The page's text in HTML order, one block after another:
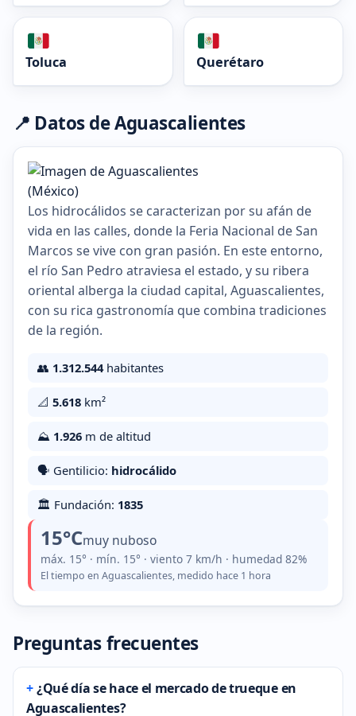
Toluca Querétaro
📍 Datos de Aguascalientes
Los hidrocálidos se caracterizan por su afán de
vida en las calles, donde la Feria Nacional de San
Marcos se vive con gran pasión. En este entorno,
el río San Pedro atraviesa el estado, y su ribera
oriental alberga la ciudad capital, Aguascalientes,
con su rica gastronomía que combina tradiciones
de la región.
👥 1.312.544habitantes
📐 5.618 km²
⛰️ 1.926 m de altitud
🗣️ Gentilicio: hidrocálido
🏛️ Fundación: 1835
15°Cmuy nuboso
máx. 15° · mín. 15° · viento 7 km/h · humedad 82%
El tiempo en Aguascalientes, medido hace 1 hora
Preguntas frecuentes
¿Qué día se hace el mercado de trueque en
Aguascalientes?